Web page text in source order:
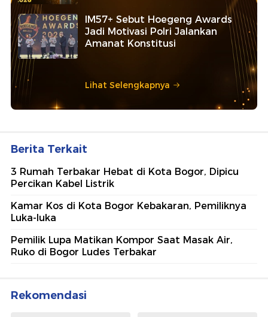
IM57+ Sebut Hoegeng Awards
Jadi Motivasi Polri Jalankan
Amanat Konstitusi
Lihat Selengkapnya
Berita Terkait
3 Rumah Terbakar Hebat di Kota Bogor, Dipicu
Percikan Kabel Listrik
Kamar Kos di Kota Bogor Kebakaran, Pemiliknya
Luka-luka
Pemilik Lupa Matikan Kompor Saat Masak Air,
Ruko di Bogor Ludes Terbakar
Rekomendasi